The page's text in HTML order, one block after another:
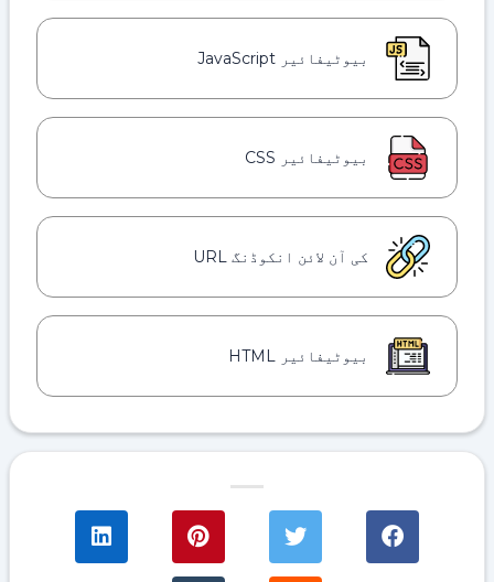
بیوٹیفائیر JavaScript
بیوٹیفائیر CSS
کی آن لائن انکوڈنگ URL
بیوٹیفائیر HTML